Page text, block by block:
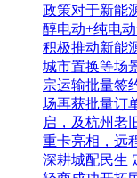
政策对于新能
醇电动+纯电
积极推动新能
城市置换等场
宗运输批量签
场再获批量订
启，及杭州老
重卡亮相，远
深耕城配民生